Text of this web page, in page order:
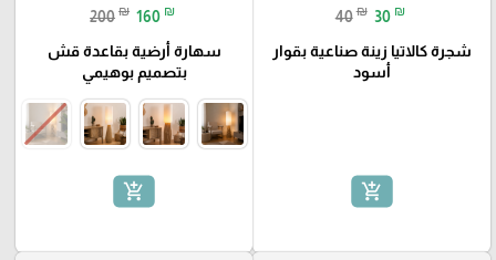
40 ₪ 30 ₪
شجرة كالاتيا زينة صناعية بقوار
أسود
add_shopping_cart
200 ₪ 160 ₪
سهارة أرضية بقاعدة قش
بتصميم بوهيمي
add_shopping_cart